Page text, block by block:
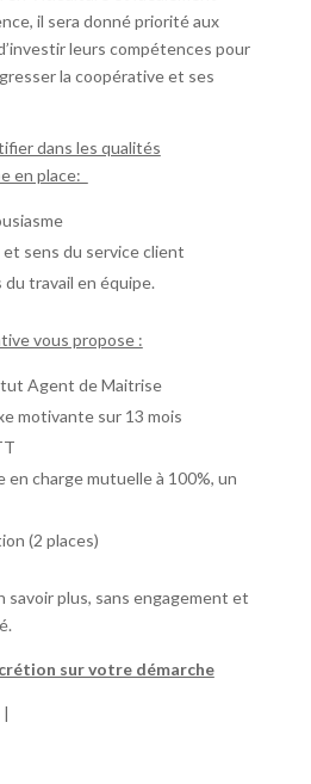
il sera donné priorité aux
leurs compétences pour
la coopérative et ses
dans les qualités
en place:
sens du service client
travail en équipe.
vous propose :
Agent de Maitrise
motivante sur 13 mois
en charge mutuelle à 100%, un
(2 places)
savoir plus, sans engagement et
sur votre démarche
|